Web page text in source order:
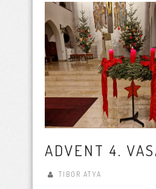
ADVENT 4.
TIBOR ATYA